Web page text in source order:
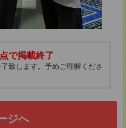
で掲載終了
致します。予めご理解くださ
ジへ